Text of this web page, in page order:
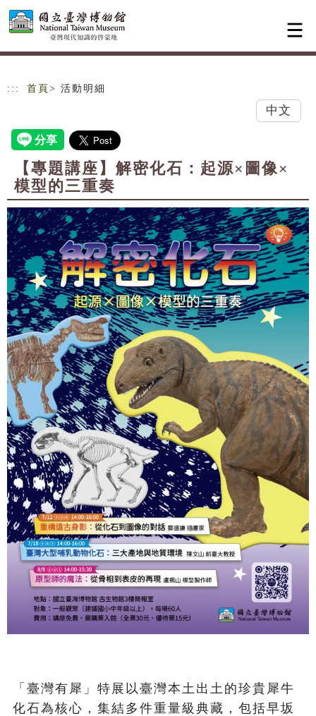
跳到主要內容
網站導覽
::: 首頁 > 活動明細
中文
【專題講座】解密化石：起源×圖像×
模型的三重奏
「臺灣有犀」特展以臺灣本土出土的珍貴犀牛
化石為核心，集結多件重量級典藏，包括早坂